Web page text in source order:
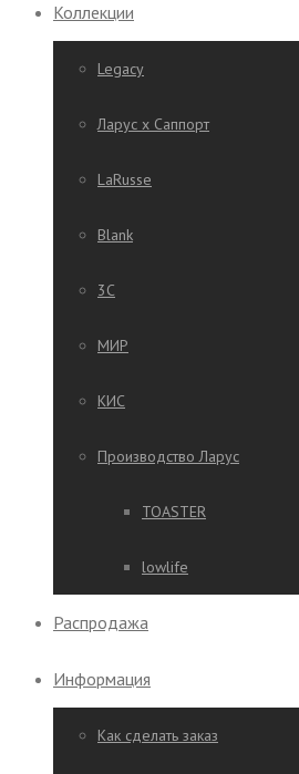
Коллекции
Legacy
Ларус х Саппорт
LaRusse
Blank
3C
МИР
КИС
Производство Ларус
TOASTER
lowlife
Распродажа
Информация
Как сделать заказ